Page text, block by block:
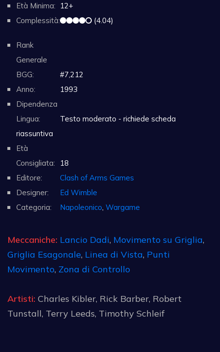
Età Minima:
12+
Complessità:
(4.04)
Rank
Generale
BGG:
#7,212
Anno:
1993
Dipendenza
Lingua:
Testo moderato - richiede scheda
riassuntiva
Età
Consigliata:
18
Editore:
Clash of Arms Games
Designer:
Ed Wimble
Categoria:
Napoleonico Wargame
Meccaniche: Lancio Dadi, Movimento su Griglia,
Griglia Esagonale, Linea di Vista, Punti
Movimento, Zona di Controllo
Artisti: Charles Kibler, Rick Barber, Robert
Tunstall, Terry Leeds, Timothy Schleif